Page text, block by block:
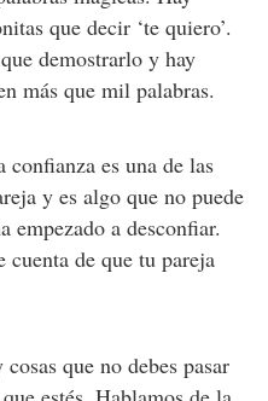
que decir ‘te quiero’.
demostrarlo y hay
más que mil palabras.
confianza es una de las
y es algo que no puede
a desconfiar.
cuenta de que tu pareja
cosas que no debes pasar